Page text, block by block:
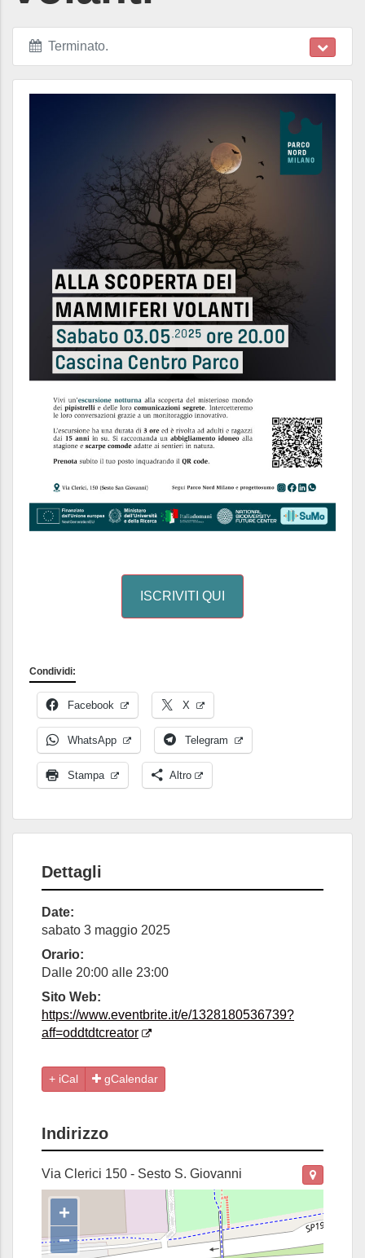
Terminato.
ISCRIVITI QUI
Condividi:
Facebook X
WhatsApp Telegram
Stampa Altro
Dettagli
Date:
sabato 3 maggio 2025
Orario:
Dalle 20:00 alle 23:00
Sito Web:
https://www.eventbrite.it/e/1328180536739?
aff=oddtdtcreator
gCalendar
Indirizzo
Via Clerici 150 - Sesto S. Giovanni
+
−